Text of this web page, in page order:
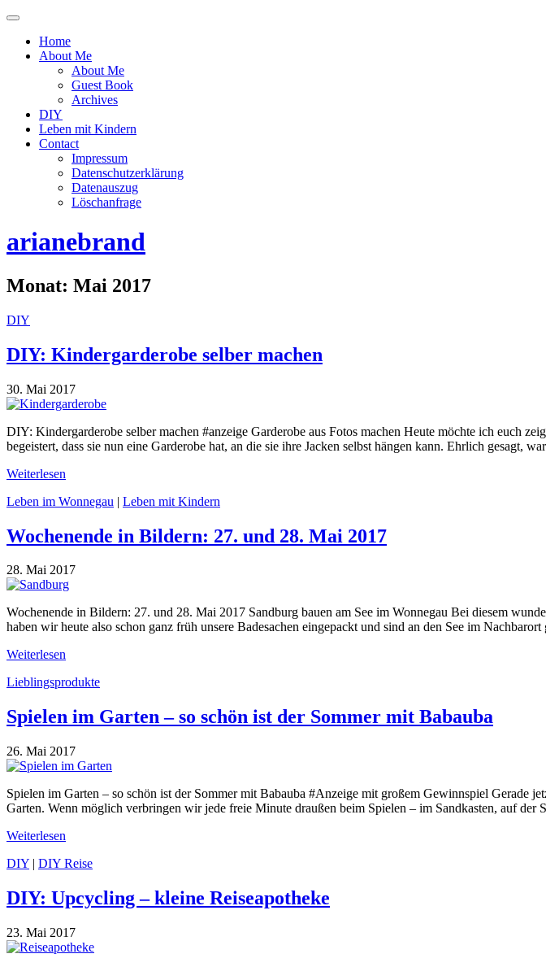
Menü
oder
ausblenden
Home
About Me
About Me
Guest Book
Archives
DIY
Leben mit Kindern
Contact
Impressum
Datenschutzerklärung
Datenauszug
Löschanfrage
arianebrand
Monat: Mai 2017
DIY
DIY: Kindergarderobe selber machen
30. Mai 2017
DIY: Kindergarderobe selber machen #anzeige Garderobe aus Fotos machen Heute möchte ich euch
begeistert, dass sie nun eine Garderobe hat, an die sie ihre Jacken selbst hängen kann. Ehrlich gesagt,
Weiterlesen
Leben im Wonnegau | Leben mit Kindern
Wochenende in Bildern: 27. und 28. Mai 2017
28. Mai 2017
Wochenende in Bildern: 27. und 28. Mai 2017 Sandburg bauen am See im Wonnegau Bei diesem
haben wir heute also schon ganz früh unsere Badesachen eingepackt und sind an den See im
Weiterlesen
Lieblingsprodukte
Spielen im Garten – so schön ist der Sommer mit Babauba
26. Mai 2017
Spielen im Garten – so schön ist der Sommer mit Babauba #Anzeige mit großem Gewinnspiel Gerade
Garten. Wenn möglich verbringen wir jede freie Minute draußen beim Spielen – im Sandkasten, auf
Weiterlesen
DIY | DIY Reise
DIY: Upcycling – kleine Reiseapotheke
23. Mai 2017